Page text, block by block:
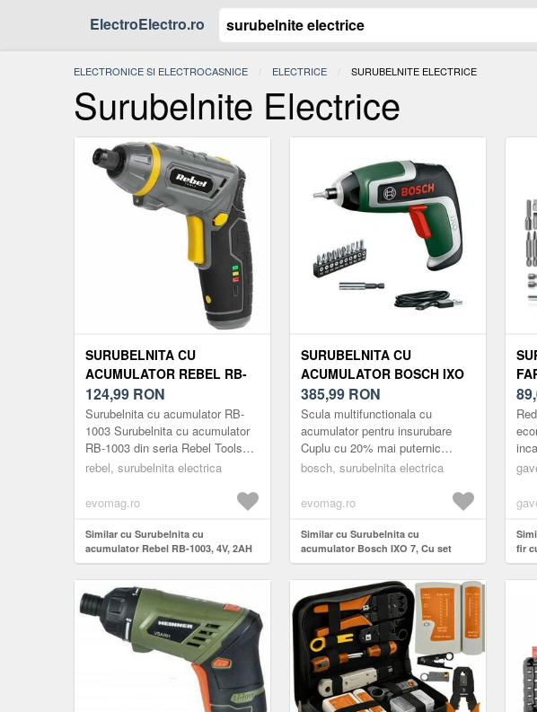
ElectroElectro.ro
ELECTRONICE SI ELECTROCASNICE ELECTRICE ACTUAL:
SURUBELNITE ELECTRICE
Surubelnite Electrice
SURUBELNITA CU
ACUMULATOR REBEL RB-
1003, 4V, 2AH
124,99 RON
Surubelnita cu acumulator RB-
1003 Surubelnita cu acumulator
RB-1003 din seria Rebel Tools
este un produs care va atrage
rebel, surubelnita electrica
evomag.ro
Similar cu Surubelnita cu
acumulator Rebel RB-1003, 4V, 2AH
SURUBELNITA CU
ACUMULATOR BOSCH IXO
7, CU SET ADAPTOARE, 2.0
AH, 235 RPM, 3.6 V, 5.5 NM
385,99 RON
Scula multifunctionala cu
acumulator pentru insurubare
Cuplu cu 20% mai puternic
comparativ cu predecesorul sau
motorul...
bosch, surubelnita electrica
evomag.ro
Similar cu Surubelnita cu
acumulator Bosch IXO 7, Cu set
adaptoare, 2.0 Ah, 235 rpm, 3.6 V, 5.5
Nm
fir